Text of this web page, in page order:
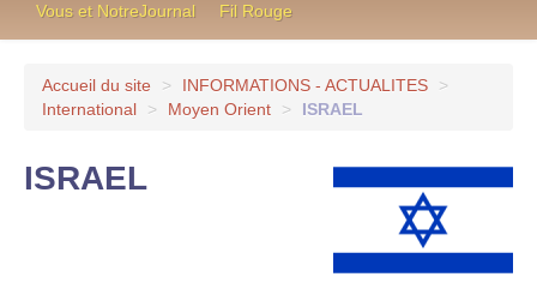
Vous et NotreJournal Fil Rouge
Accueil du site > INFORMATIONS - ACTUALITES
>
International
> Moyen Orient > ISRAEL
ISRAEL